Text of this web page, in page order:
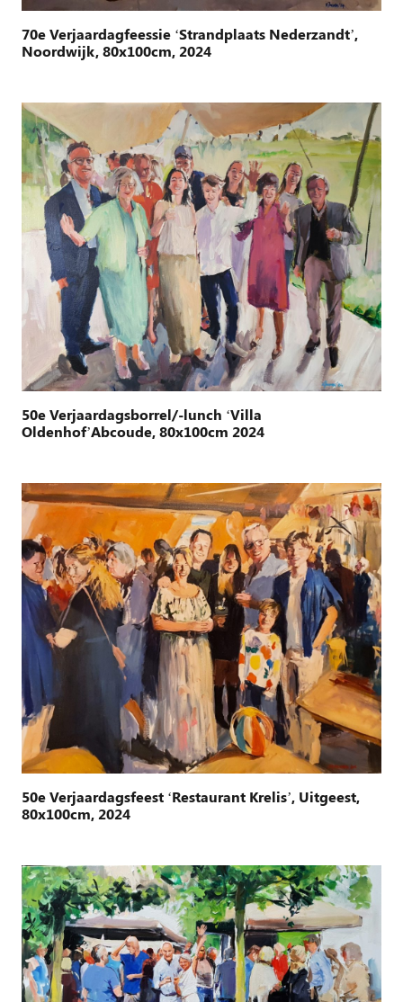
70e Verjaardagfeessie ‘Strandplaats Nederzandt’,
Noordwijk, 80x100cm, 2024
50e Verjaardagsborrel/-lunch ‘Villa
Oldenhof’Abcoude, 80x100cm 2024
50e Verjaardagsfeest ‘Restaurant Krelis’, Uitgeest,
80x100cm, 2024